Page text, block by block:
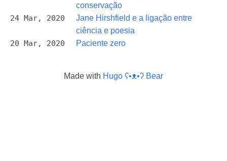
conservação
24 Mar, 2020
Jane Hirshfield e a ligação entre
ciência e poesia
20 Mar, 2020 Paciente zero
Made with Hugo ʕ•ᴥ•ʔ Bear